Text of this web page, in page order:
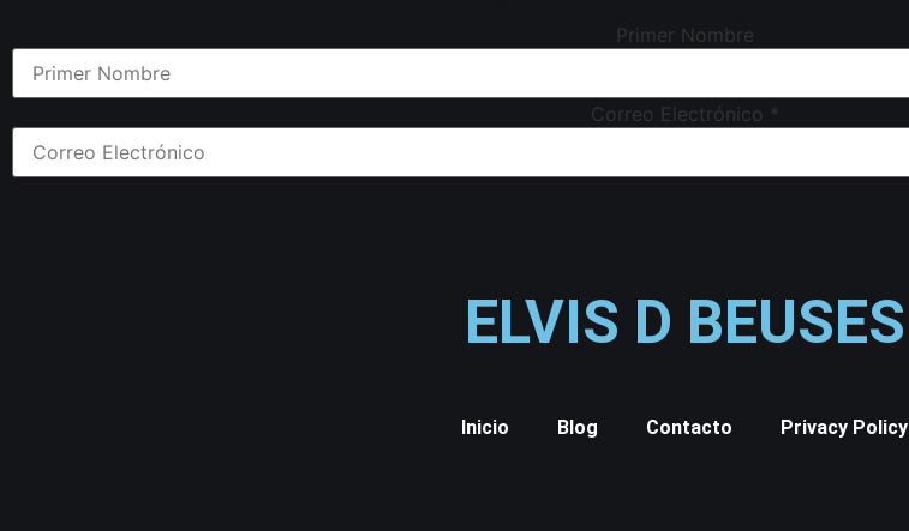
Primer Nombre
Correo Electrónico *
ELVIS D BEUSES
Inicio Blog Contacto Privacy Policy